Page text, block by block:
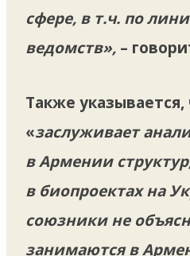
сфере, в т.ч. по
ведомств», –
Также указывается,
«заслуживает
в Армении
в биопроектах на
союзники не
занимаются в